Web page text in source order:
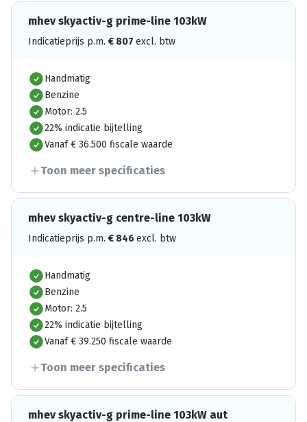
mhev skyactiv-g prime-line 103kW
Indicatieprijs p.m. € 807 excl. btw
Handmatig
Benzine
Motor: 2.5
22% indicatie bijtelling
Vanaf € 36.500 fiscale waarde
Toon meer specificaties
mhev skyactiv-g centre-line 103kW
Indicatieprijs p.m. € 846 excl. btw
Handmatig
Benzine
Motor: 2.5
22% indicatie bijtelling
Vanaf € 39.250 fiscale waarde
Toon meer specificaties
mhev skyactiv-g prime-line 103kW aut